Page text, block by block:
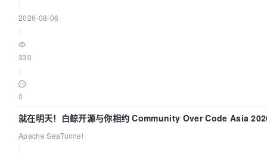
2026-08-06
330
0
就在明天！白鲸开源与你相约 Community Over Code Asia
演讲！
Apache SeaTunnel